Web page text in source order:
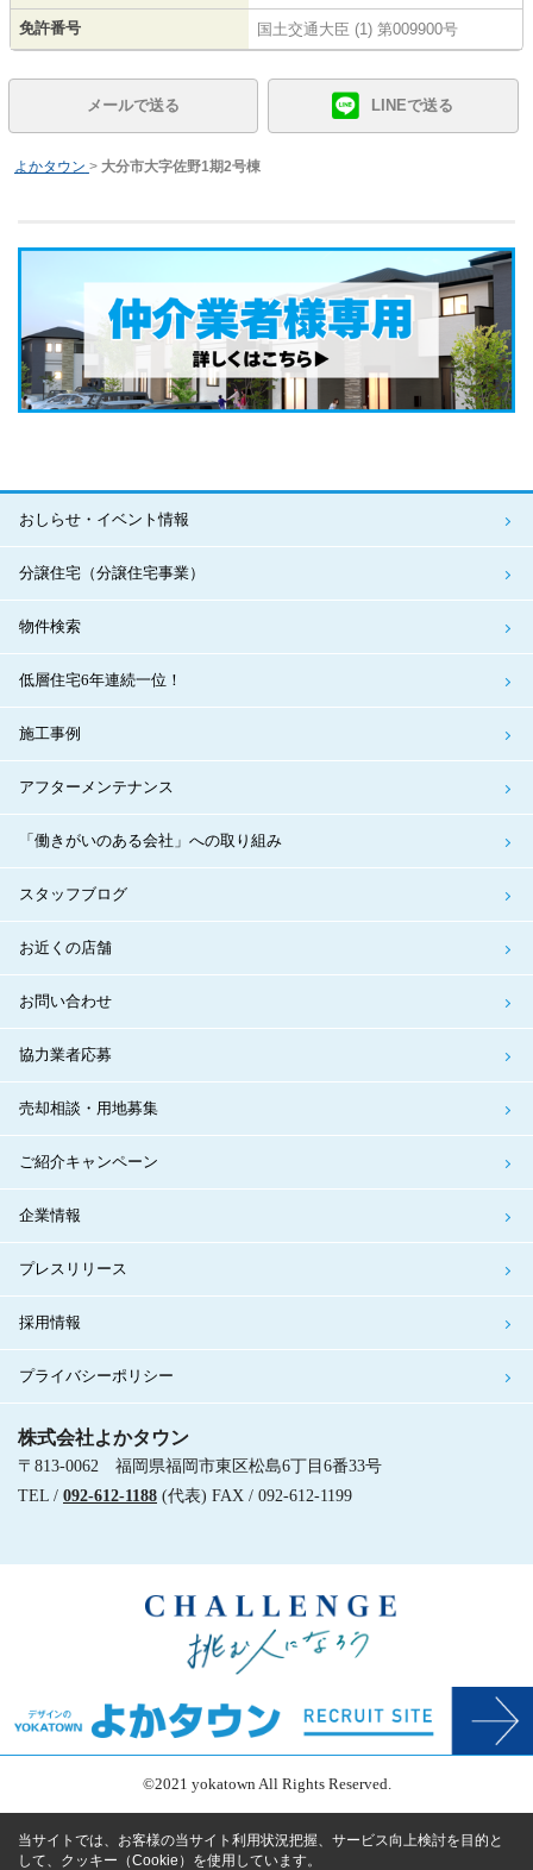
免許番号 国土交通大臣 (1) 第009900号
メールで送る LINEで送る
よかタウン > 大分市大字佐野1期2号棟
おしらせ・イベント情報
分譲住宅（分譲住宅事業）
物件検索
低層住宅6年連続一位！
施工事例
アフターメンテナンス
「働きがいのある会社」への取り組み
スタッフブログ
お近くの店舗
お問い合わせ
協力業者応募
売却相談・用地募集
ご紹介キャンペーン
企業情報
プレスリリース
採用情報
プライバシーポリシー
株式会社よかタウン
〒813-0062 福岡県福岡市東区松島6丁目6番33号
TEL / 092-612-1188 (代表) FAX / 092-612-1199
©2021 yokatown All Rights Reserved.
当サイトでは、お客様の当サイト利用状況把握、サービス向上検討を目的と
して、クッキー（Cookie）を使用しています。